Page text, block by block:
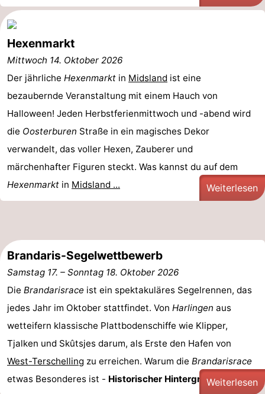
Hexenmarkt
Mittwoch 14. Oktober 2026
Der jährliche Hexenmarkt in Midsland ist eine
bezaubernde Veranstaltung mit einem Hauch von
Halloween! Jeden Herbstferienmittwoch und -abend wird
die Oosterburen Straße in ein magisches Dekor
verwandelt, das voller Hexen, Zauberer und
märchenhafter Figuren steckt. Was kannst du auf dem
Hexenmarkt in Midsland ... Weiterlesen
Brandaris-Segelwettbewerb
Samstag 17. – Sonntag 18. Oktober 2026
Die Brandarisrace ist ein spektakuläres Segelrennen, das
jedes Jahr im Oktober stattfindet. Von Harlingen aus
wetteifern klassische Plattbodenschiffe wie Klipper,
Tjalken und Skûtsjes darum, als Erste den Hafen von
West-Terschelling zu erreichen. Warum die Brandarisrace
etwas Besonderes ist - Historischer Hintergrund: ...Weiterlesen